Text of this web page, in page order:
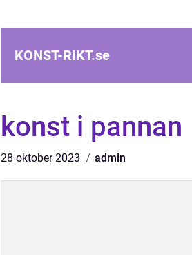
KONST-RIKT.se
konst i pannan
28 oktober 2023 admin